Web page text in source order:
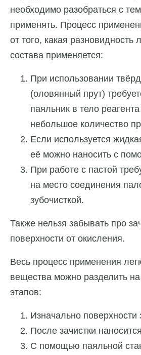
необходимо разобраться с
применять. Процесс
от того, какая разновидность
состава применяется:
При использовании
(оловянный прут)
паяльник в тело
небольшое количество
Если используется
её можно наносить с
При работе с пастой
на место соединения
зубочисткой.
Также нельзя забывать про
поверхности от окисления.
Весь процесс применения
вещества можно разделить на
этапов:
Изначально
После зачистки
С помощью паяльной